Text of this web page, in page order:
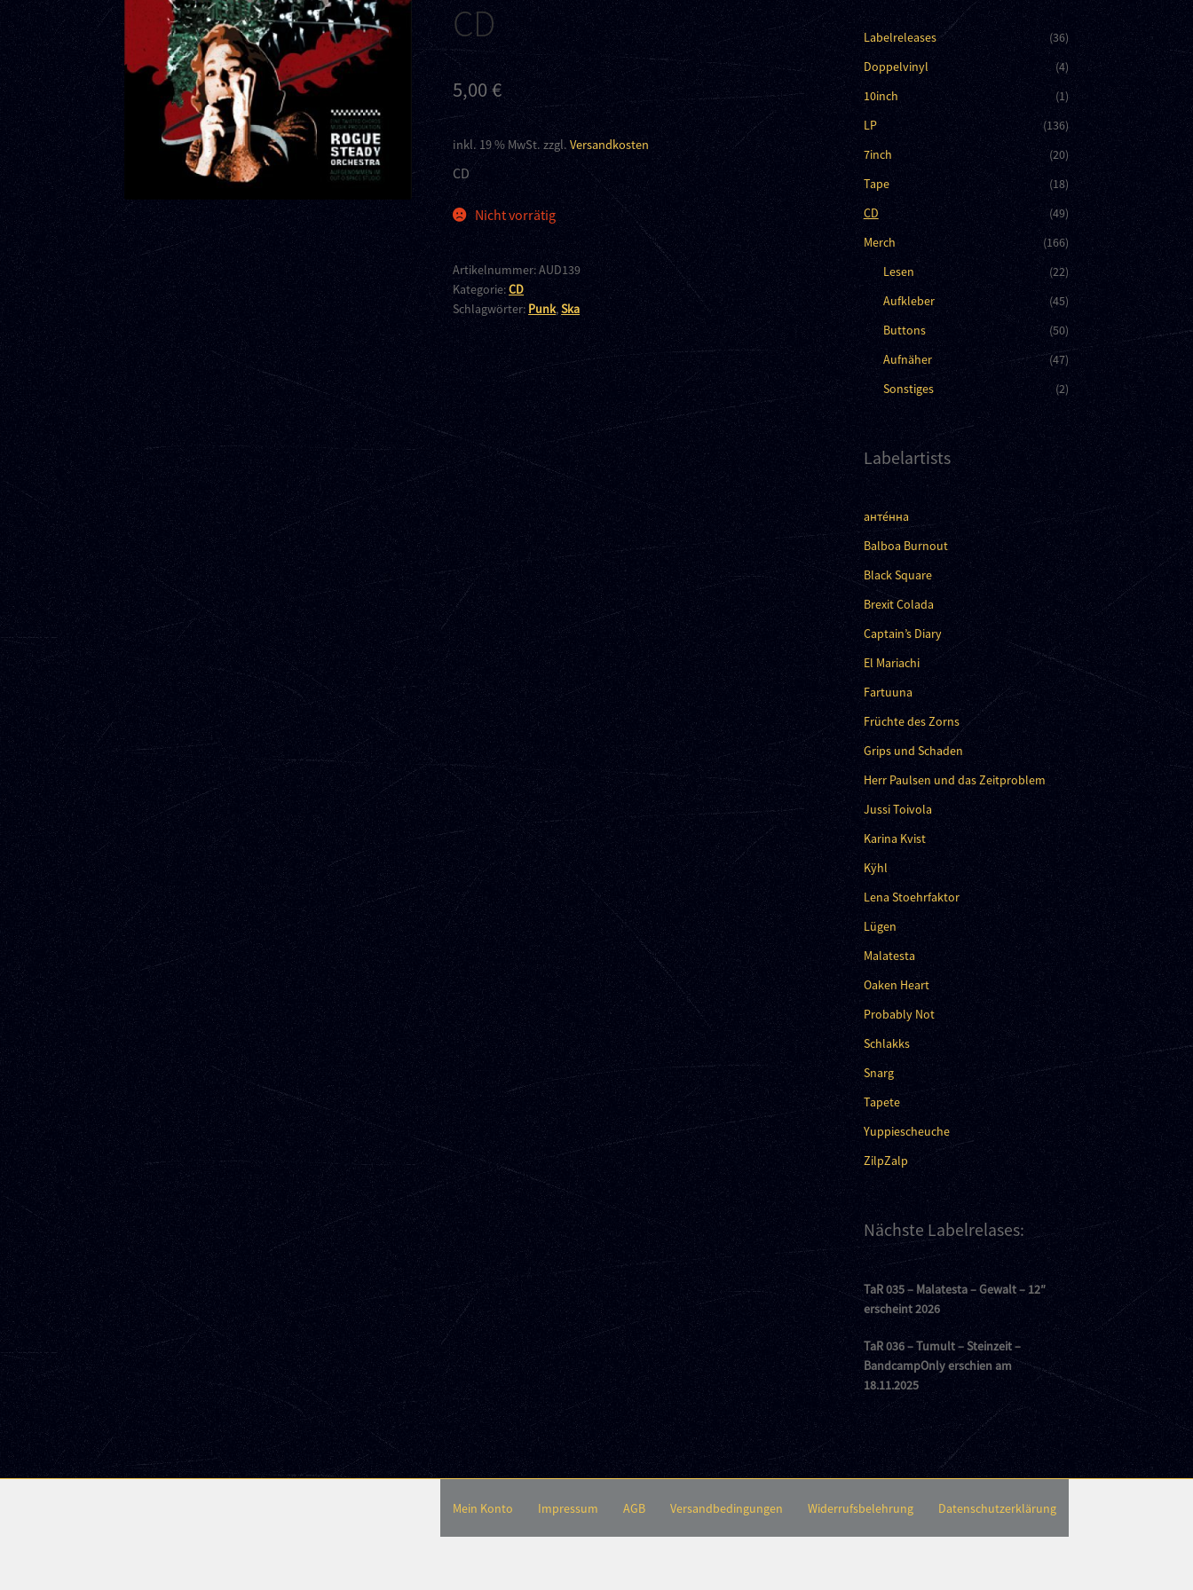
CD
5,00€
inkl. 19 % MwSt. zzgl.Versandkosten
CD
Nicht vorrätig
Artikelnummer:AUD139
Kategorie:CD
Schlagwörter: Punk,Ska
Labelreleases
(36)
Doppelvinyl
(4)
10inch
(1)
LP
(136)
7inch
(20)
Tape
(18)
CD
(49)
Merch
(166)
Lesen
(22)
Aufkleber
(45)
Buttons
(50)
Aufnäher
(47)
Sonstiges
(2)
Labelartists
анте́нна
Balboa Burnout
Black Square
Brexit Colada
Captain’s Diary
El Mariachi
Fartuuna
Früchte des Zorns
Grips und Schaden
Herr Paulsen und das Zeitproblem
Jussi Toivola
Karina Kvist
Kÿhl
Lena Stoehrfaktor
Lügen
Malatesta
Oaken Heart
Probably Not
Schlakks
Snarg
Tapete
Yuppiescheuche
ZilpZalp
Nächste Labelrelases:
TaR 035 – Malatesta – Gewalt – 12″
erscheint 2026
TaR 036 – Tumult – Steinzeit –
BandcampOnly erschien am
18.11.2025
Mein Konto Impressum AGB Versandbedingungen Widerrufsbelehrung Datenschutzerklärung